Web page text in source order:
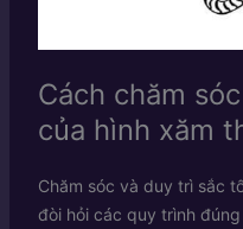
Cách chăm
của hình xăm
Chăm sóc và duy trì sắc
đòi hỏi các quy trình